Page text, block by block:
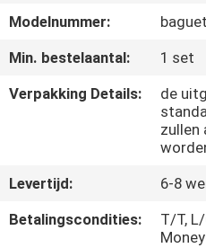
CONTACT
MET
Modelnummer:
Min. bestelaantal:
1 set
Verpakking Details:
de
zullen
Levertijd:
6-8
Betalingscondities:
T/T,